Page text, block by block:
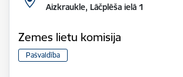
Aizkraukle, Lāčplēša ielā 1
Zemes lietu komisija
Pašvaldība